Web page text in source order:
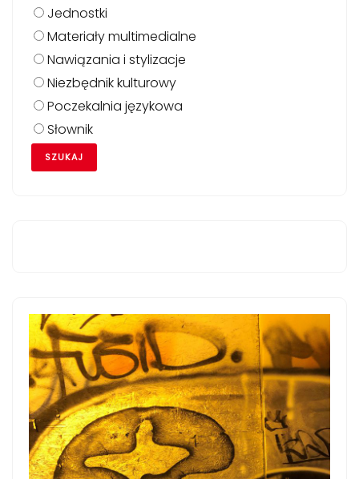
Jednostki
Materiały multimedialne
Nawiązania i stylizacje
Niezbędnik kulturowy
Poczekalnia językowa
Słownik